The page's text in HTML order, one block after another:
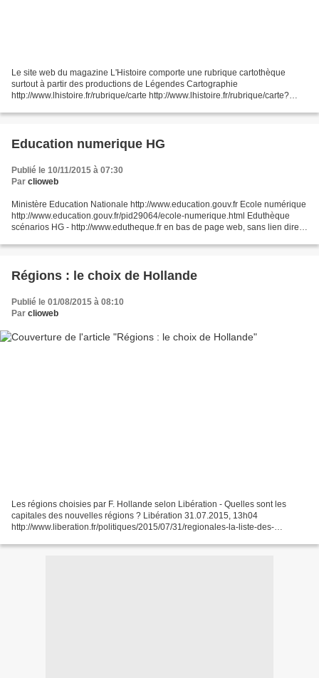
Le site web du magazine L'Histoire comporte une rubrique cartothèque
surtout à partir des productions de Légendes Cartographie
http://www.lhistoire.fr/rubrique/carte http://www.lhistoire.fr/rubrique/carte?
Education numerique HG
Publié le 10/11/2015 à 07:30
Par clioweb
Ministère Education Nationale http://www.education.gouv.fr Ecole numérique
http://www.education.gouv.fr/pid29064/ecole-numerique.html Eduthèque
scénarios HG - http://www.edutheque.fr en bas de page web, sans lien direct
Régions : le choix de Hollande
Publié le 01/08/2015 à 08:10
Par clioweb
Les régions choisies par F. Hollande selon Libération - Quelles sont les
capitales des nouvelles régions ? Libération 31.07.2015, 13h04
http://www.liberation.fr/politiques/2015/07/31/regionales-la-liste-des-